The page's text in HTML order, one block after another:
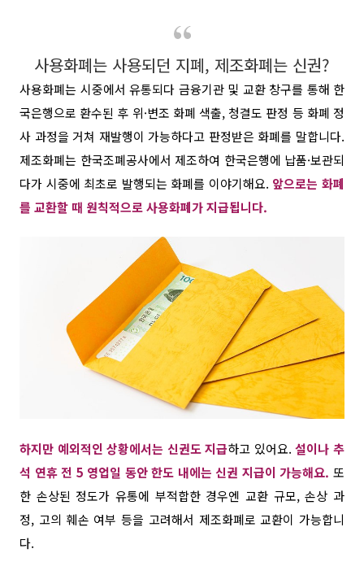
사용화폐는 사용되던 지폐, 제조화폐는 신권?
사용화폐는 시중에서 유통되다 금융기관 및 교환 창구를 통해 한
국은행으로 환수된 후 위·변조 화폐 색출, 청결도 판정 등 화폐 정
사 과정을 거쳐 재발행이 가능하다고 판정받은 화폐를 말합니다.
제조화폐는 한국조폐공사에서 제조하여 한국은행에 납품·보관되
다가 시중에 최초로 발행되는 화폐를 이야기해요. 앞으로는 화폐
를 교환할 때 원칙적으로 사용화폐가 지급됩니다.
하지만 예외적인 상황에서는 신권도 지급하고 있어요.설이나 추
석 연휴 전 5 영업일 동안 한도 내에는 신권 지급이 가능해요. 또
한 손상된 정도가 유통에 부적합한 경우엔 교환 규모, 손상 과
정, 고의 훼손 여부 등을 고려해서 제조화폐로 교환이 가능합니
다.